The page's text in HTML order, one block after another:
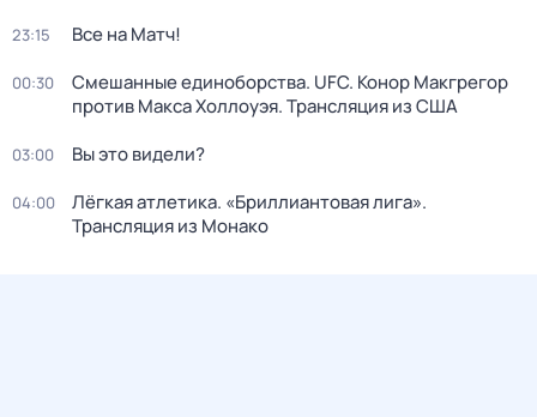
23:15 Все на Матч!
00:30
Смешанные единоборства. UFC. Конор Макгрегор
против Макса Холлоуэя. Трансляция из США
03:00 Вы это видели?
04:00
Лёгкая атлетика. «Бриллиантовая лига».
Трансляция из Монако